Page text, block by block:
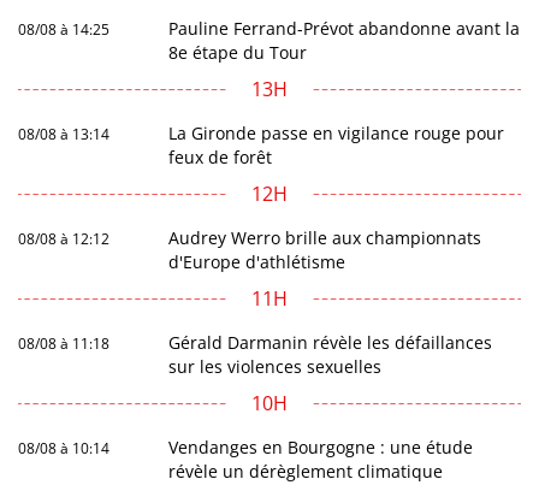
08/08 à 14:25
Pauline Ferrand-Prévot abandonne avant la
8e étape du Tour
13H
08/08 à 13:14
La Gironde passe en vigilance rouge pour
feux de forêt
12H
08/08 à 12:12
Audrey Werro brille aux championnats
d'Europe d'athlétisme
11H
08/08 à 11:18
Gérald Darmanin révèle les défaillances
sur les violences sexuelles
10H
08/08 à 10:14
Vendanges en Bourgogne : une étude
révèle un dérèglement climatique